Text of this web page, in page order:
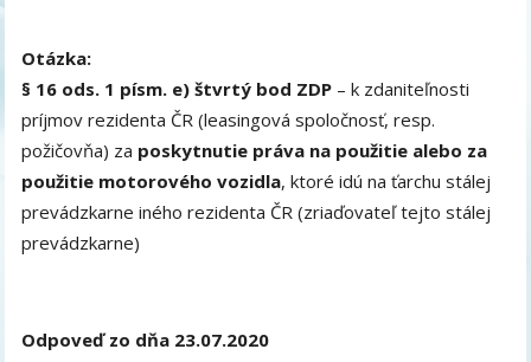
Otázka:
§ 16 ods. 1 písm. e) štvrtý bod ZDP – k zdaniteľnosti
príjmov rezidenta ČR (leasingová spoločnosť, resp.
požičovňa) za poskytnutie práva na použitie alebo za
použitie motorového vozidla, ktoré idú na ťarchu stálej
prevádzkarne iného rezidenta ČR (zriaďovateľ tejto stálej
prevádzkarne)
Odpoveď zo dňa 23.07.2020